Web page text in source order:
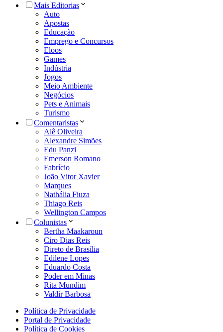
Mais Editorias
Auto
Apostas
Educação
Emprego e Concursos
Eloos
Games
Indústria
Jogos
Meio Ambiente
Negócios
Pets e Animais
Turismo
Comentaristas
Alê Oliveira
Alexandre Simões
Edu Panzi
Emerson Romano
Fabrício
João Vitor Xavier
Marques
Nathália Fiuza
Thiago Reis
Wellington Campos
Colunistas
Bertha Maakaroun
Ciro Dias Reis
Direto de Brasília
Edilene Lopes
Eduardo Costa
Poder em Minas
Rita Mundim
Valdir Barbosa
Política de Privacidade
Portal de Privacidade
Política de Cookies